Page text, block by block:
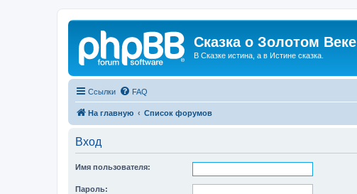
Сказка о Золотом Веке
В Сказке истина, а в Истине сказка.
Ссылки FAQ
На главную Список форумов
Вход
Имя пользователя:
Пароль: